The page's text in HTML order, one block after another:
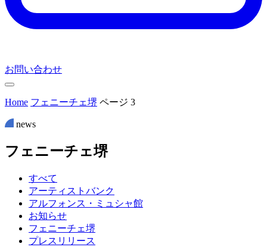
お問い合わせ
Home フェニーチェ堺 ページ 3
news
フ ェニーチ ェ堺
すべて
アーティストバンク
アルフォンス・ミュシャ館
お知らせ
フェニーチェ堺
プレスリリース